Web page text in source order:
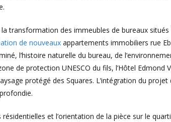
transformation des immeubles de bureaux
de nouveaux appartements immobiliers rue
l’histoire naturelle du bureau, de
de protection UNESCO du fils, l’Hôtel Edmond
protégé des Squares. L’intégration du
résidentielles et l’orientation de la pièce sur le